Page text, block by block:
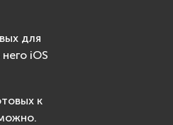
для
iOS
к